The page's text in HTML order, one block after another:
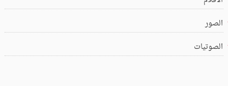
الصور
الصوتيات